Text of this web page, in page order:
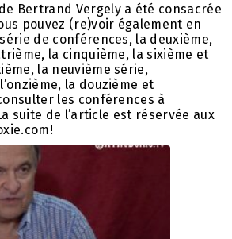
Bertrand Vergely a été consacrée
pouvez (re)voir également en
de conférences, la deuxième,
la cinquième, la sixième et
la neuvième série,
la douzième et
les conférences à
suite de l’article est réservée aux